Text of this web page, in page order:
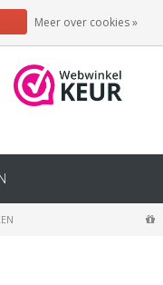
Meer over cookies »